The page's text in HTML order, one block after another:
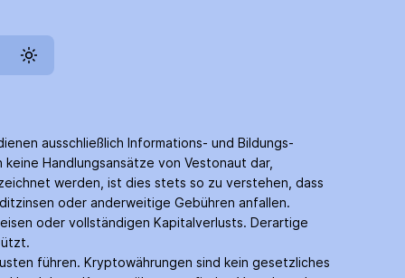
ausschließlich Informations- und Bildungs­
Handlungs­ansätze von Vestonaut dar,
werden, ist dies stets so zu verstehen, dass
oder anderweitige Gebühren anfallen.
oder vollständigen Kapitalverlusts. Derartige
führen. Krypto­währungen sind kein gesetzliches